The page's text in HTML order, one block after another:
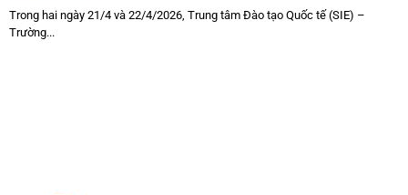
Trong hai ngày 21/4 và 22/4/2026, Trung tâm Đào tạo Quốc tế (SIE) –
Trường...